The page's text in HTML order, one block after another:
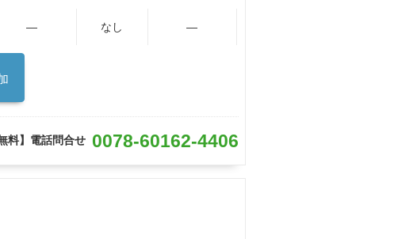
― なし ―
無料】電話問合せ 0078-60162-4406